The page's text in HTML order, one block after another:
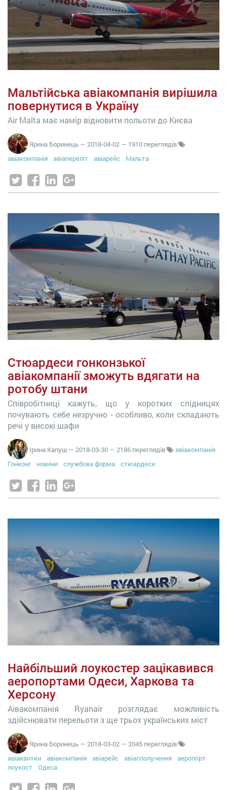
Мальтійська авіакомпанія вирішила
повернутися в Україну
Air Malta має намір відновити польоти до Києва
Ярина Боринець — 2018-04-02 — 1910 переглядів
авіакомпанія
авіапереліт авіарейс Мальта
Стюардеси гонконзької
авіакомпанії зможуть вдягати на
ротобу штани
Співробітниці кажуть, що у коротких спідницях
почувають себе незручно - особливо, коли складають
речі у високі шафи
Ірина Капуш — 2018-03-30 — 2186 переглядів
авіакомпанія
Гонконг
новини службова форма стюардеси
Найбільший лоукостер зацікавився
аеропортами Одеси, Харкова та
Херсону
Аівакомпанія Ryanair розглядає можливість
здійснювати перельоти з ще трьох українських міст
Ярина Боринець — 2018-03-02 — 2045 переглядів
авіаквитки
авіакомпанія авіарейс авіасполучення
аеропорт
лоукост
Одеса